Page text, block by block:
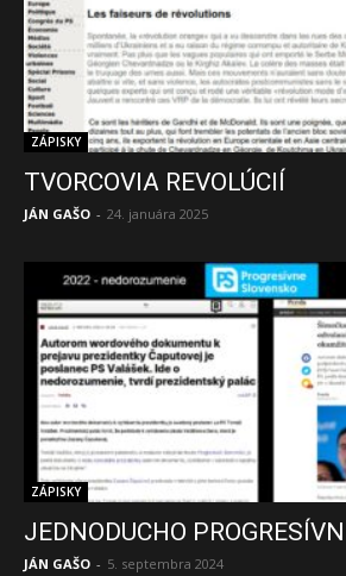
ZÁPISKY
TVORCOVIA REVOLÚCIÍ
JÁN GAŠO - 24. januára 2025
ZÁPISKY
JEDNODUCHO
JÁN GAŠO - 5. septembra 2024